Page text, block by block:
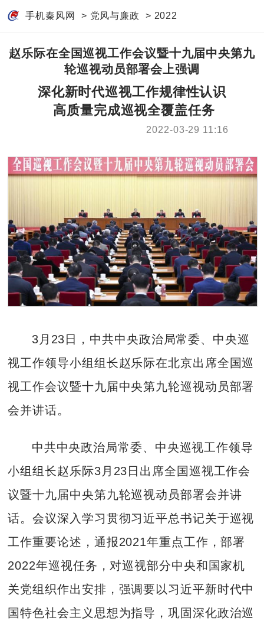
手机秦风网 > 党风与廉政 > 2022
赵乐际在全国巡视工作会议暨十九届中央第九
轮巡视动员部署会上强调
深化新时代巡视工作规律性认识
高质量完成巡视全覆盖任务
2022-03-29 11:16
3月23日，中共中央政治局常委、中央巡
视工作领导小组组长赵乐际在北京出席全国巡
视工作会议暨十九届中央第九轮巡视动员部署
会并讲话。
中共中央政治局常委、中央巡视工作领导
小组组长赵乐际3月23日出席全国巡视工作会
议暨十九届中央第九轮巡视动员部署会并讲
话。会议深入学习贯彻习近平总书记关于巡视
工作重要论述，通报2021年重点工作，部署
2022年巡视任务，对巡视部分中央和国家机
关党组织作出安排，强调要以习近平新时代中
国特色社会主义思想为指导，巩固深化政治巡